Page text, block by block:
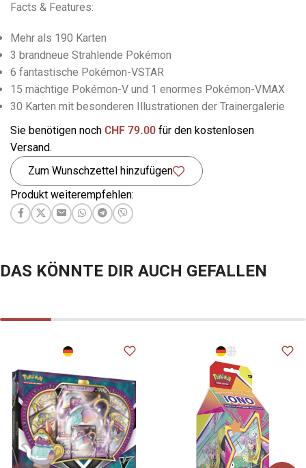
Facts & Features:
Mehr als 190 Karten
3 brandneue Strahlende Pokémon
6 fantastische Pokémon-VSTAR
15 mächtige Pokémon-V und 1 enormes Pokémon-VMAX
30 Karten mit besonderen Illustrationen der Trainergalerie
Sie benötigen noch CHF 79.00 für den kostenlosen
Versand.
Zum Wunschzettel hinzufügen
Produkt weiterempfehlen:
DAS KÖNNTE DIR AUCH GEFALLEN